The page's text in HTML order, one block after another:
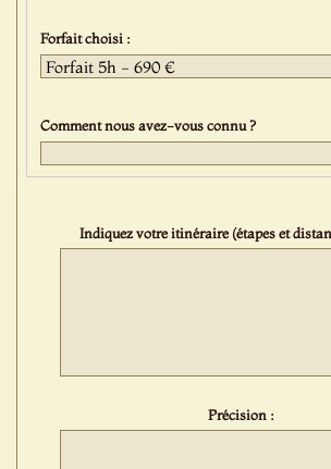
Forfait choisi :
Comment nous avez-vous connu ?
Indiquez votre itinéraire (étapes et
Précision :